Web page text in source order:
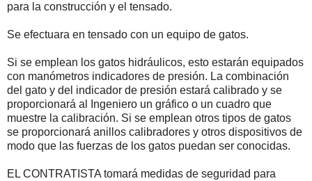
para la construcción y el tensado.
Se efectuara en tensado con un equipo de gatos.
Si se emplean los gatos hidráulicos, esto estarán equipados
con manómetros indicadores de presión. La combinación
del gato y del indicador de presión estará calibrado y se
proporcionará al Ingeniero un gráfico o un cuadro que
muestre la calibración. Si se emplean otros tipos de gatos
se proporcionará anillos calibradores y otros dispositivos de
modo que las fuerzas de los gatos puedan ser conocidas.
EL CONTRATISTA tomará medidas de seguridad para